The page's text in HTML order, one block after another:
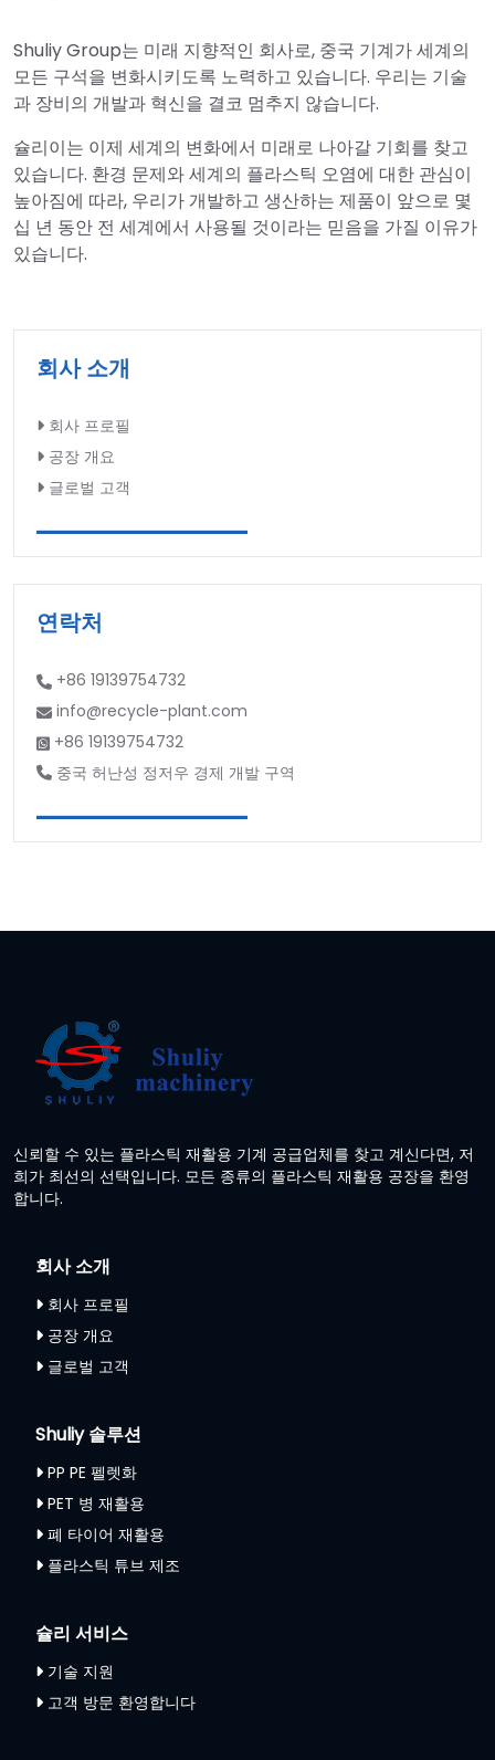
Shuliy Group는 미래 지향적인 회사로, 중국 기계가 세계의
모든 구석을 변화시키도록 노력하고 있습니다. 우리는 기술
과 장비의 개발과 혁신을 결코 멈추지 않습니다.
슐리이는 이제 세계의 변화에서 미래로 나아갈 기회를 찾고
있습니다. 환경 문제와 세계의 플라스틱 오염에 대한 관심이
높아짐에 따라, 우리가 개발하고 생산하는 제품이 앞으로 몇
십 년 동안 전 세계에서 사용될 것이라는 믿음을 가질 이유가
있습니다.
회사 소개
회사 프로필
공장 개요
글로벌 고객
연락처
+86 19139754732
info@recycle-plant.com
+86 19139754732
중국 허난성 정저우 경제 개발 구역
신뢰할 수 있는 플라스틱 재활용 기계 공급업체를 찾고 계신다면, 저
희가 최선의 선택입니다. 모든 종류의 플라스틱 재활용 공장을 환영
합니다.
회사 소개
회사 프로필
공장 개요
글로벌 고객
Shuliy 솔루션
PP PE 펠렛화
PET 병 재활용
폐 타이어 재활용
플라스틱 튜브 제조
슐리 서비스
기술 지원
고객 방문 환영합니다